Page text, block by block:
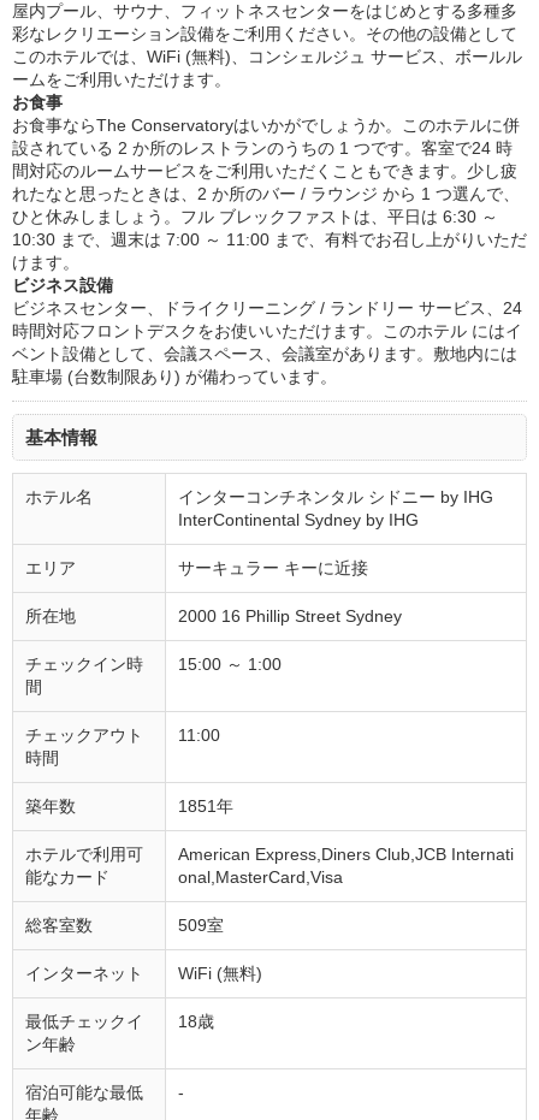
屋内プール、サウナ、フィットネスセンターをはじめとする多種多
彩なレクリエーション設備をご利用ください。その他の設備として
このホテルでは、WiFi (無料)、コンシェルジュ サービス、ボールル
ームをご利用いただけます。
お食事
お食事ならThe Conservatoryはいかがでしょうか。このホテルに併
設されている 2 か所のレストランのうちの 1 つです。客室で24 時
間対応のルームサービスをご利用いただくこともできます。少し疲
れたなと思ったときは、2 か所のバー / ラウンジ から 1 つ選んで、
ひと休みしましょう。フル ブレックファストは、平日は 6:30 ～
10:30 まで、週末は 7:00 ～ 11:00 まで、有料でお召し上がりいただ
けます。
ビジネス設備
ビジネスセンター、ドライクリーニング / ランドリー サービス、24
時間対応フロントデスクをお使いいただけます。このホテル にはイ
ベント設備として、会議スペース、会議室があります。敷地内には
駐車場 (台数制限あり) が備わっています。
基本情報
ホテル名
インターコンチネンタル シドニー by IHG
InterContinental Sydney by IHG
エリア サーキュラー キーに近接
所在地 2000 16 Phillip Street Sydney
チェックイン時
間
15:00 ～ 1:00
チェックアウト
時間
11:00
築年数 1851年
ホテルで利用可
能なカード
American Express,Diners Club,JCB Internati
onal,MasterCard,Visa
総客室数 509室
インターネット WiFi (無料)
最低チェックイ
ン年齢
18歳
宿泊可能な最低
年齢
-